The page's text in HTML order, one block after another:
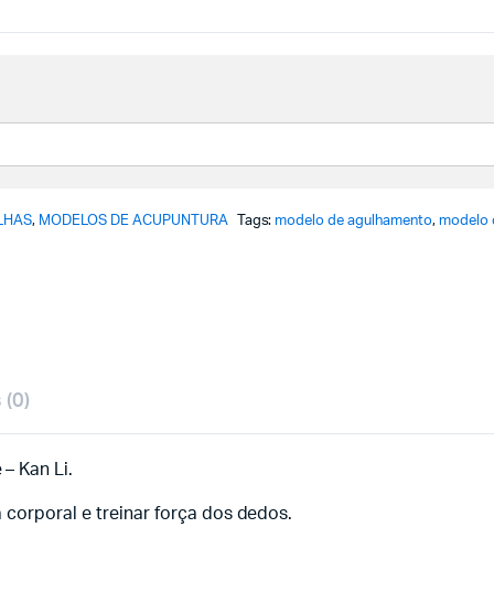
, MODELOS DE ACUPUNTURA Tags:modelo de agulhamento, modelo
(0)
Kan Li.
corporal e treinar força dos dedos.